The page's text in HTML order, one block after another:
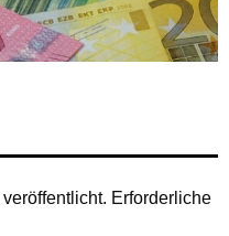
Erforderliche